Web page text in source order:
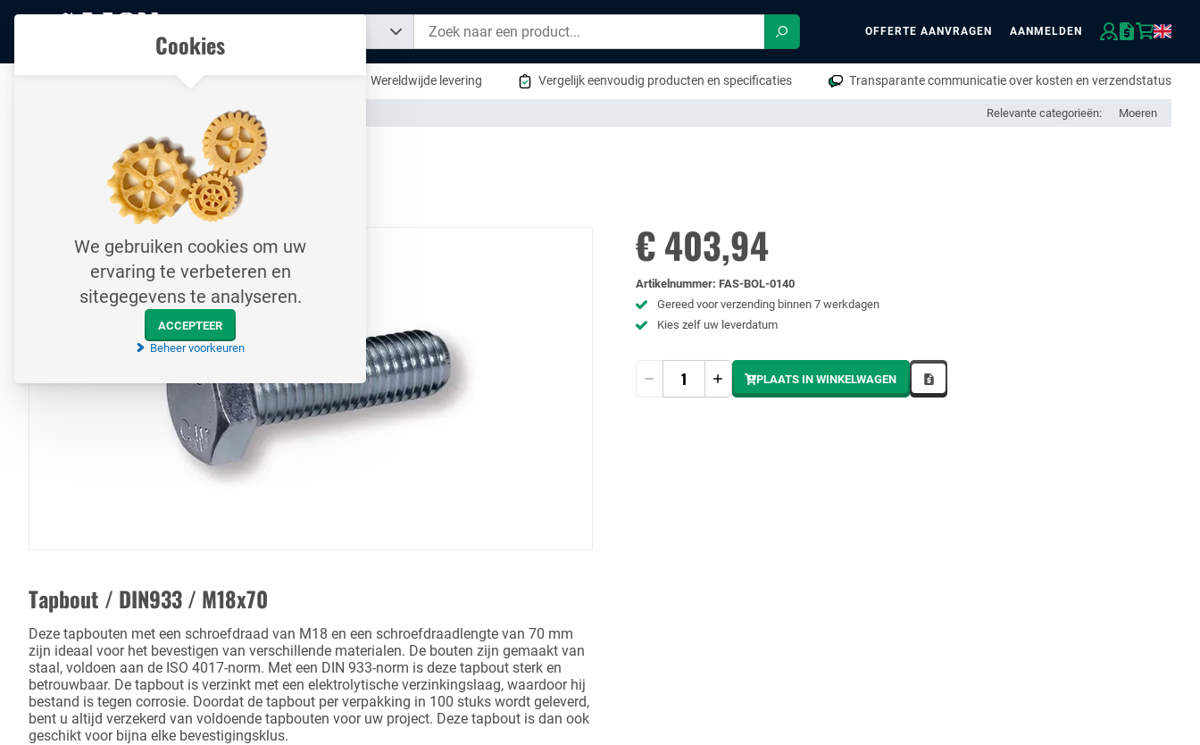
homepage
OFFERTE AANVRAGEN AANMELDEN
Al uw technische producten op één handige plek Wereldwijde levering Vergelijk eenvoudig producten en specificaties Transparante communicatie over kosten en verzendstatus
Bevestigingsmateriaal Bouten Relevante categorieën: Moeren
Tapbout / DIN933 / M18x70
8.8 / Elektrolytisch verzinkt
€ 403,94
Artikelnummer: FAS-BOL-0140
Gereed voor verzending binnen 7 werkdagen
Kies zelf uw leverdatum
PLAATS IN WINKELWAGEN
Tapbout / DIN933 / M18x70
Deze tapbouten met een schroefdraad van M18 en een schroefdraadlengte van 70 mm
zijn ideaal voor het bevestigen van verschillende materialen. De bouten zijn gemaakt van
staal, voldoen aan de ISO 4017-norm. Met een DIN 933-norm is deze tapbout sterk en
betrouwbaar. De tapbout is verzinkt met een elektrolytische verzinkingslaag, waardoor hij
bestand is tegen corrosie. Doordat de tapbout per verpakking in 100 stuks wordt geleverd,
bent u altijd verzekerd van voldoende tapbouten voor uw project. Deze tapbout is dan ook
geschikt voor bijna elke bevestigingsklus.
Cookies
We gebruiken cookies om uw
ervaring te verbeteren en
sitegegevens te analyseren.
ACCEPTEER
Beheer voorkeuren